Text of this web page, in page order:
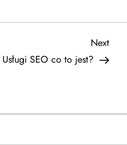
Next
Post
Next
Usługi SEO co to jest?